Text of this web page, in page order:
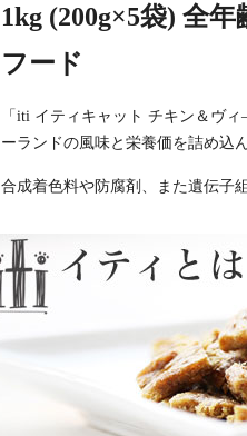
1kg (200g×5袋) 全
フード
「iti イティキャット チキン＆ヴ
ーランドの風味と栄養価を詰め込
合成着色料や防腐剤、また遺伝子